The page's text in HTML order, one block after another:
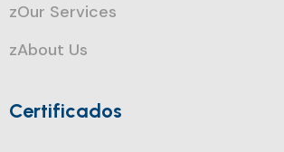
zOur Services
zAbout Us
Certificados